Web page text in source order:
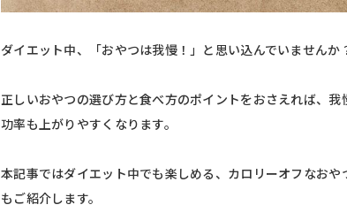
ダイエット中、「おやつは我慢！」と思い込んでいませんか
正しいおやつの選び方と食べ方のポイントをおさえれば、
功率も上がりやすくなります。
本記事ではダイエット中でも楽しめる、カロリーオフなお
もご紹介します。